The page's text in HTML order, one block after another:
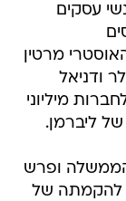
עסקים
מרטין
ודניאל
מיליוני
ליברמן.
ופרש
ליברמן להקמתה של